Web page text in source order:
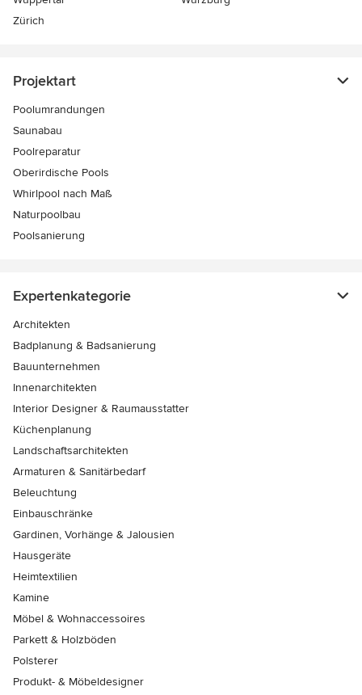
Zürich
Projektart
Poolumrandungen
Saunabau
Poolreparatur
Oberirdische Pools
Whirlpool nach Maß
Naturpoolbau
Poolsanierung
Expertenkategorie
Architekten
Badplanung & Badsanierung
Bauunternehmen
Innenarchitekten
Interior Designer & Raumausstatter
Küchenplanung
Landschaftsarchitekten
Armaturen & Sanitärbedarf
Beleuchtung
Einbauschränke
Gardinen, Vorhänge & Jalousien
Hausgeräte
Heimtextilien
Kamine
Möbel & Wohnaccessoires
Parkett & Holzböden
Polsterer
Produkt- & Möbeldesigner